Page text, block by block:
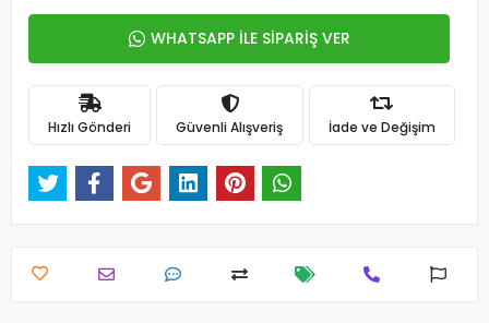
WHATSAPP İLE SİPARİŞ VER
Hızlı Gönderi Güvenli Alışveriş İade ve Değişim